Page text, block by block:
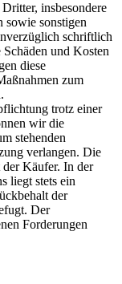
insbesondere
sowie sonstigen
schriftlich
und Kosten
diese
zum
trotz einer
wir die
stehenden
verlangen. Die
der Käufer. In der
liegt stets ein
der
Der
Forderungen